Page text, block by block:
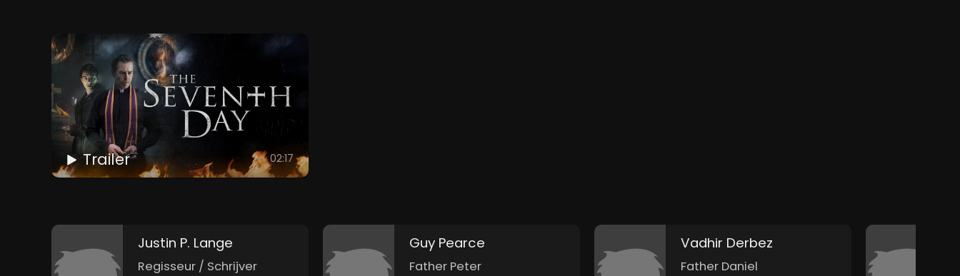
Trailer 02:17
Justin P. Lange
Regisseur / Schrijver
Guy Pearce
Father Peter
Vadhir Derbez
Father Daniel